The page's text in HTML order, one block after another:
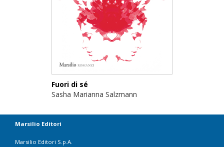
Fuori di sé
Sasha Marianna Salzmann
Marsilio Editori
Marsilio Editori S.p.A.